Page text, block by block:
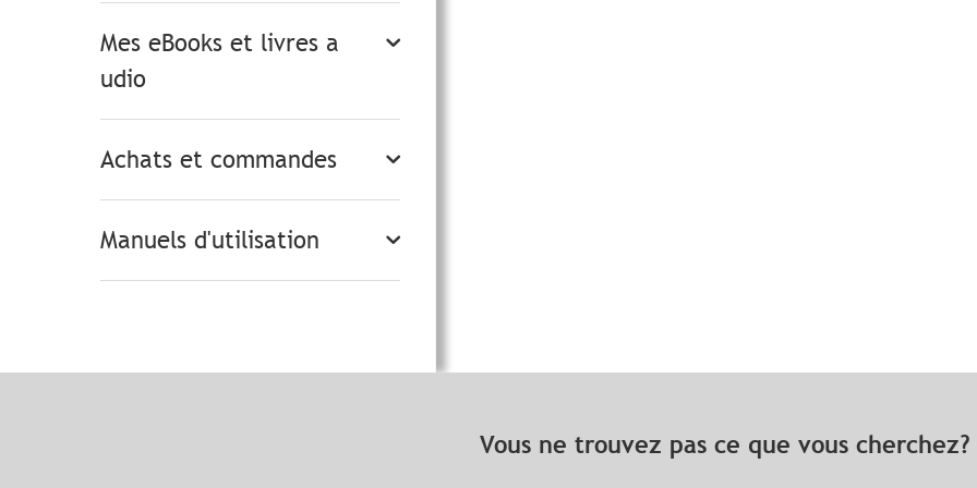
Mes eBooks et livres a
udio
Achats et commandes
Manuels d'utilisation
Vous ne trouvez pas ce que vous